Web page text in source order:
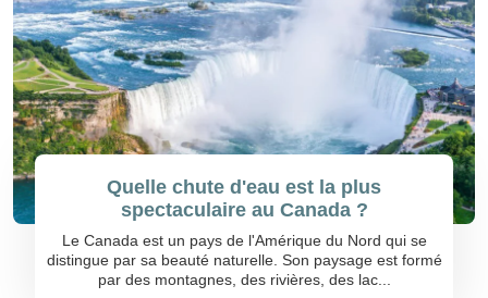
Quelle chute d'eau est la plus
spectaculaire au Canada ?
Le Canada est un pays de l'Amérique du Nord qui se
distingue par sa beauté naturelle. Son paysage est formé
par des montagnes, des rivières, des lac...